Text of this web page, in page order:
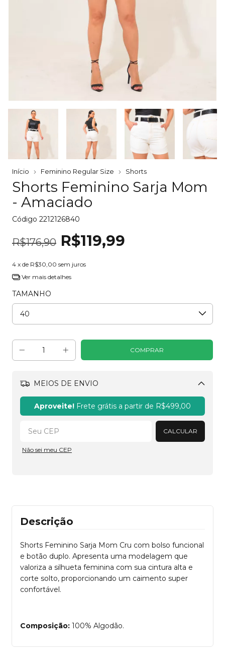
Início Feminino Regular Size Shorts
Shorts Feminino Sarja Mom
- Amaciado
Código 2212126840
R$176,90 R$119,99
4 x de R$30,00 sem juros
Ver mais detalhes
TAMANHO
MEIOS DE ENVIO
Alterar CEP
Aproveite! Frete grátis a partir de R$499,00
CALCULAR
Não sei meu CEP
Descrição
Shorts Feminino Sarja Mom Cru com bolso funcional
e botão duplo. Apresenta uma modelagem que
valoriza a silhueta feminina com sua cintura alta e
corte solto, proporcionando um caimento super
confortável.
Composição: 100% Algodão.